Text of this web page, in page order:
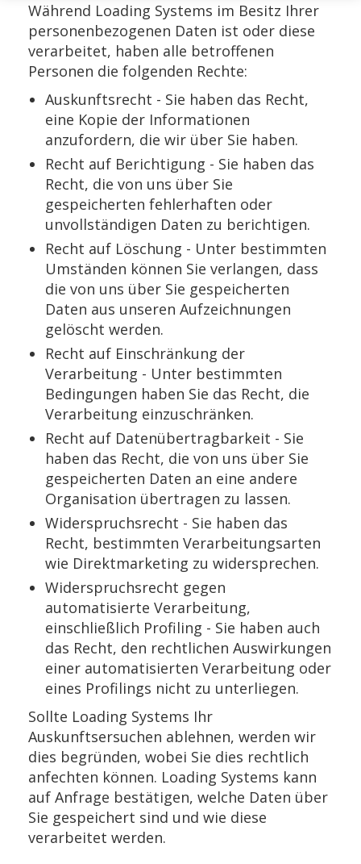
Während Loading Systems im Besitz Ihrer
personenbezogenen Daten ist oder diese
verarbeitet, haben alle betroffenen
Personen die folgenden Rechte:
Auskunftsrecht - Sie haben das Recht,
eine Kopie der Informationen
anzufordern, die wir über Sie haben.
Recht auf Berichtigung - Sie haben das
Recht, die von uns über Sie
gespeicherten fehlerhaften oder
unvollständigen Daten zu berichtigen.
Recht auf Löschung - Unter bestimmten
Umständen können Sie verlangen, dass
die von uns über Sie gespeicherten
Daten aus unseren Aufzeichnungen
gelöscht werden.
Recht auf Einschränkung der
Verarbeitung - Unter bestimmten
Bedingungen haben Sie das Recht, die
Verarbeitung einzuschränken.
Recht auf Datenübertragbarkeit - Sie
haben das Recht, die von uns über Sie
gespeicherten Daten an eine andere
Organisation übertragen zu lassen.
Widerspruchsrecht - Sie haben das
Recht, bestimmten Verarbeitungsarten
wie Direktmarketing zu widersprechen.
Widerspruchsrecht gegen
automatisierte Verarbeitung,
einschließlich Profiling - Sie haben auch
das Recht, den rechtlichen Auswirkungen
einer automatisierten Verarbeitung oder
eines Profilings nicht zu unterliegen.
Sollte Loading Systems Ihr
Auskunftsersuchen ablehnen, werden wir
dies begründen, wobei Sie dies rechtlich
anfechten können. Loading Systems kann
auf Anfrage bestätigen, welche Daten über
Sie gespeichert sind und wie diese
verarbeitet werden.